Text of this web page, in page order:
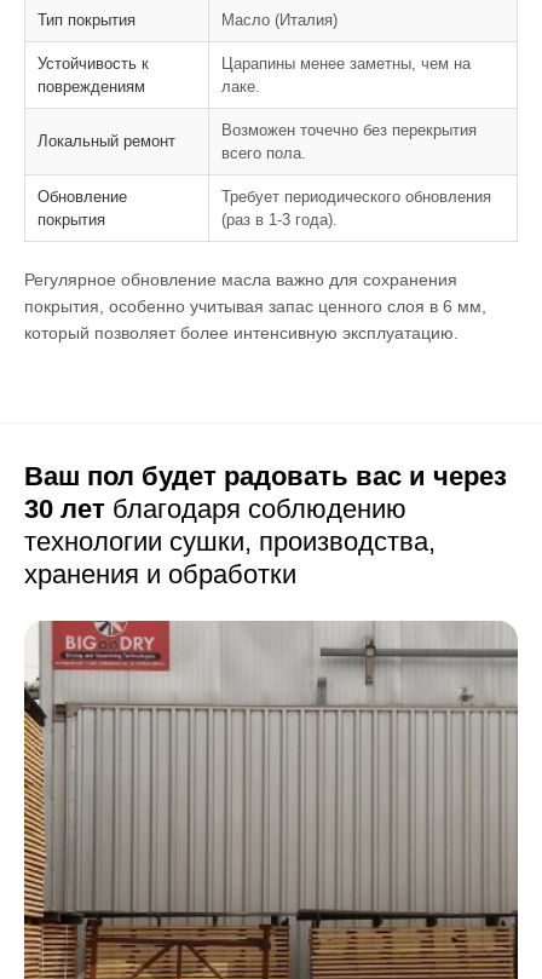
Тип покрытия Масло (Италия)
Устойчивость к
повреждениям
Царапины менее заметны, чем на
лаке.
Локальный ремонт
Возможен точечно без перекрытия
всего пола.
Обновление
покрытия
Требует периодического обновления
(раз в 1-3 года).
Регулярное обновление масла важно для сохранения
покрытия, особенно учитывая запас ценного слоя в 6 мм,
который позволяет более интенсивную эксплуатацию.
Ваш пол будет радовать вас и через
30 лет благодаря соблюдению
технологии сушки, производства,
хранения и обработки